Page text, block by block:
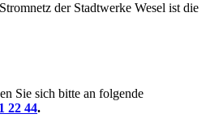
der Stadtwerke Wesel ist die
Sie sich bitte an folgende
22 44.